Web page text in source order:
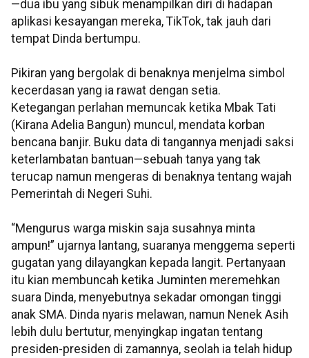
—dua ibu yang sibuk menampilkan diri di hadapan
aplikasi kesayangan mereka, TikTok, tak jauh dari
tempat Dinda bertumpu.
Pikiran yang bergolak di benaknya menjelma simbol
kecerdasan yang ia rawat dengan setia.
Ketegangan perlahan memuncak ketika Mbak Tati
(Kirana Adelia Bangun) muncul, mendata korban
bencana banjir. Buku data di tangannya menjadi saksi
keterlambatan bantuan—sebuah tanya yang tak
terucap namun mengeras di benaknya tentang wajah
Pemerintah di Negeri Suhi.
“Mengurus warga miskin saja susahnya minta
ampun!” ujarnya lantang, suaranya menggema seperti
gugatan yang dilayangkan kepada langit. Pertanyaan
itu kian membuncah ketika Juminten meremehkan
suara Dinda, menyebutnya sekadar omongan tinggi
anak SMA. Dinda nyaris melawan, namun Nenek Asih
lebih dulu bertutur, menyingkap ingatan tentang
presiden-presiden di zamannya, seolah ia telah hidup